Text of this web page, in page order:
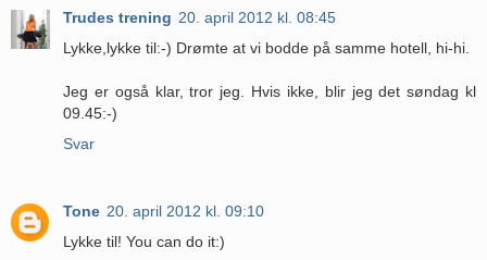
Trudes trening 20. april 2012 kl. 08:45
Lykke,lykke til:-) Drømte at vi bodde på samme hotell, hi-hi.
Jeg er også klar, tror jeg. Hvis ikke, blir jeg det søndag kl
09.45:-)
Svar
Tone 20. april 2012 kl. 09:10
Lykke til! You can do it:)